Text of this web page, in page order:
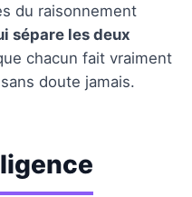
du raisonnement
sépare les deux
chacun fait vraiment
doute jamais.